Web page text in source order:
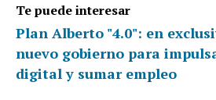
Te puede interesar
Plan Alberto "4.0": en
nuevo gobierno para
digital y sumar empleo